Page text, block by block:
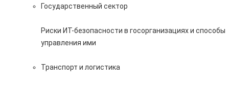
Государственный сектор
Риски ИТ-безопасности в госорганизациях и способы
управления ими
Транспорт и логистика